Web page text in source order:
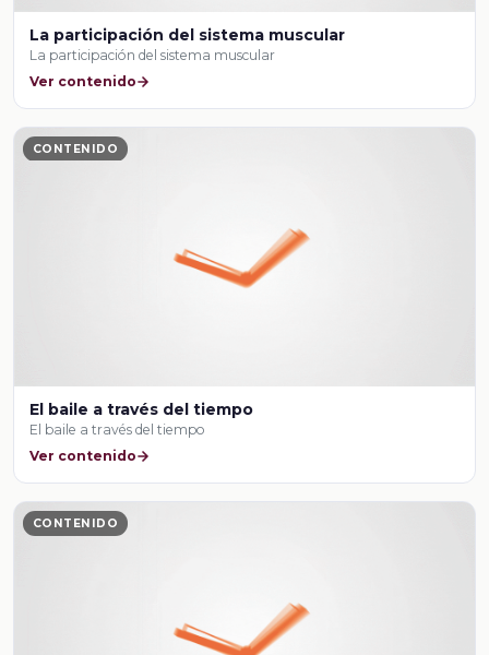
La participación del sistema muscular
La participación del sistema muscular
Ver contenido
CONTENIDO
El baile a través del tiempo
El baile a través del tiempo
Ver contenido
CONTENIDO